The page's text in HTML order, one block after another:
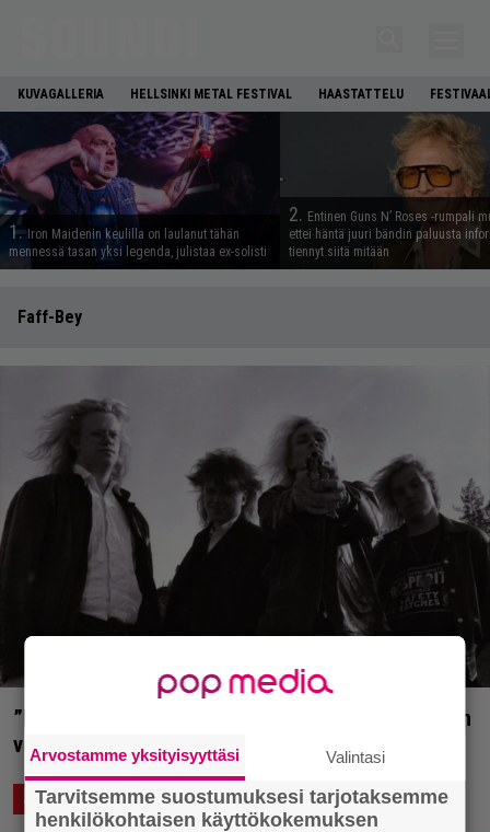
KUVAGALLERIA HELLSINKI METAL FESTIVAL HAASTATTELU
1. Iron Maidenin keulilla on laulanut tähän
mennessä tasan yksi legenda, julistaa ex-solisti
2. Entinen Guns N’ Roses -rumpali
ettei häntä juuri bändin paluusta
tiennyt siitä mitään
Faff-Bey
”Kuunnellessa meni iho kananlihalle…” – Faff-Beyn
varhaistuotanto julkaistaan triplavinyylinä
ASIAA 5.12.2021 22:00 Timo Isoaho
Arvostamme yksityisyyttäsi Valintasi
Tarvitsemme suostumuksesi tarjotaksemme
henkilökohtaisen käyttökokemuksen